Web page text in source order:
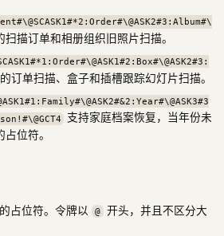
描订单和相册组织旧照片扫描。
订单扫描、盒子和插槽跟踪幻灯片扫描。
支持家庭档案恢复，当年份未
位符。
占位符。令牌以 @ 开头，并且不区分大